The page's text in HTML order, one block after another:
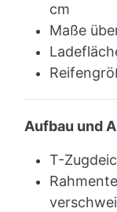
cm
Maße
Aufbau und
T-